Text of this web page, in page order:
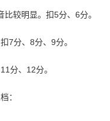
较明显。扣5分、6分。
7分、8分、9分。
分、12分。
：